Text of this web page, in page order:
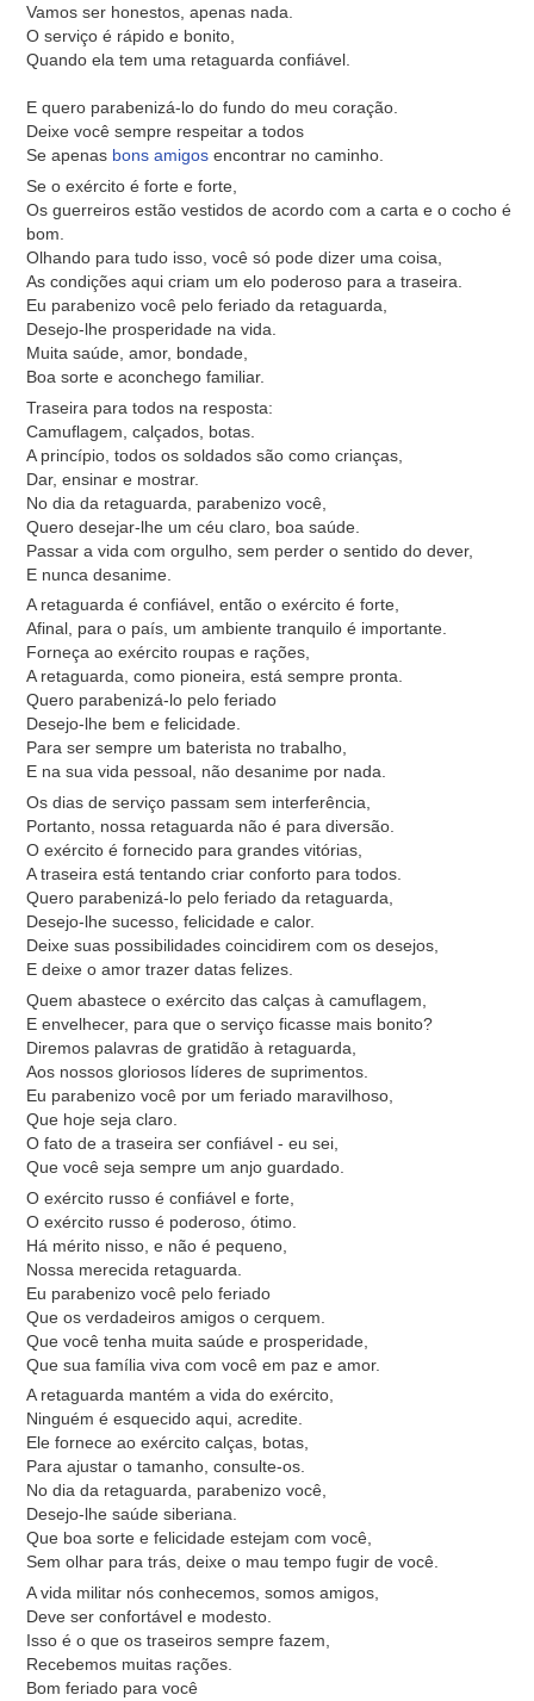
Vamos ser honestos, apenas nada.
O serviço é rápido e bonito,
Quando ela tem uma retaguarda confiável.
E quero parabenizá-lo do fundo do meu coração.
Deixe você sempre respeitar a todos
Se apenas bons amigos encontrar no caminho.
Se o exército é forte e forte,
Os guerreiros estão vestidos de acordo com a carta e o cocho é
bom.
Olhando para tudo isso, você só pode dizer uma coisa,
As condições aqui criam um elo poderoso para a traseira.
Eu parabenizo você pelo feriado da retaguarda,
Desejo-lhe prosperidade na vida.
Muita saúde, amor, bondade,
Boa sorte e aconchego familiar.
Traseira para todos na resposta:
Camuflagem, calçados, botas.
A princípio, todos os soldados são como crianças,
Dar, ensinar e mostrar.
No dia da retaguarda, parabenizo você,
Quero desejar-lhe um céu claro, boa saúde.
Passar a vida com orgulho, sem perder o sentido do dever,
E nunca desanime.
A retaguarda é confiável, então o exército é forte,
Afinal, para o país, um ambiente tranquilo é importante.
Forneça ao exército roupas e rações,
A retaguarda, como pioneira, está sempre pronta.
Quero parabenizá-lo pelo feriado
Desejo-lhe bem e felicidade.
Para ser sempre um baterista no trabalho,
E na sua vida pessoal, não desanime por nada.
Os dias de serviço passam sem interferência,
Portanto, nossa retaguarda não é para diversão.
O exército é fornecido para grandes vitórias,
A traseira está tentando criar conforto para todos.
Quero parabenizá-lo pelo feriado da retaguarda,
Desejo-lhe sucesso, felicidade e calor.
Deixe suas possibilidades coincidirem com os desejos,
E deixe o amor trazer datas felizes.
Quem abastece o exército das calças à camuflagem,
E envelhecer, para que o serviço ficasse mais bonito?
Diremos palavras de gratidão à retaguarda,
Aos nossos gloriosos líderes de suprimentos.
Eu parabenizo você por um feriado maravilhoso,
Que hoje seja claro.
O fato de a traseira ser confiável - eu sei,
Que você seja sempre um anjo guardado.
O exército russo é confiável e forte,
O exército russo é poderoso, ótimo.
Há mérito nisso, e não é pequeno,
Nossa merecida retaguarda.
Eu parabenizo você pelo feriado
Que os verdadeiros amigos o cerquem.
Que você tenha muita saúde e prosperidade,
Que sua família viva com você em paz e amor.
A retaguarda mantém a vida do exército,
Ninguém é esquecido aqui, acredite.
Ele fornece ao exército calças, botas,
Para ajustar o tamanho, consulte-os.
No dia da retaguarda, parabenizo você,
Desejo-lhe saúde siberiana.
Que boa sorte e felicidade estejam com você,
Sem olhar para trás, deixe o mau tempo fugir de você.
A vida militar nós conhecemos, somos amigos,
Deve ser confortável e modesto.
Isso é o que os traseiros sempre fazem,
Recebemos muitas rações.
Bom feriado para você